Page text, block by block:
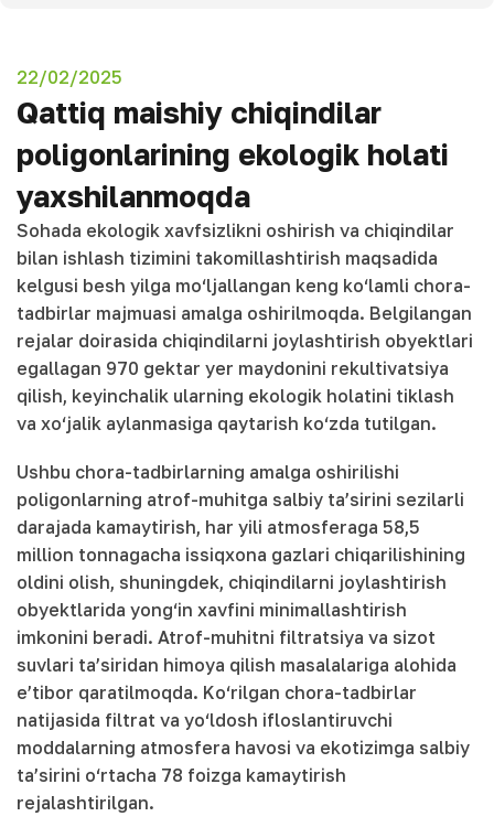
22/02/2025
Qattiq maishiy chiqindilar
poligonlarining ekologik holati
yaxshilanmoqda
Sohada ekologik xavfsizlikni oshirish va chiqindilar
bilan ishlash tizimini takomillashtirish maqsadida
kelgusi besh yilga mo‘ljallangan keng ko‘lamli chora-
tadbirlar majmuasi amalga oshirilmoqda. Belgilangan
rejalar doirasida chiqindilarni joylashtirish obyektlari
egallagan 970 gektar yer maydonini rekultivatsiya
qilish, keyinchalik ularning ekologik holatini tiklash
va xo‘jalik aylanmasiga qaytarish ko‘zda tutilgan.
Ushbu chora-tadbirlarning amalga oshirilishi
poligonlarning atrof-muhitga salbiy ta’sirini sezilarli
darajada kamaytirish, har yili atmosferaga 58,5
million tonnagacha issiqxona gazlari chiqarilishining
oldini olish, shuningdek, chiqindilarni joylashtirish
obyektlarida yong‘in xavfini minimallashtirish
imkonini beradi. Atrof-muhitni filtratsiya va sizot
suvlari ta’siridan himoya qilish masalalariga alohida
e’tibor qaratilmoqda. Ko‘rilgan chora-tadbirlar
natijasida filtrat va yo‘ldosh ifloslantiruvchi
moddalarning atmosfera havosi va ekotizimga salbiy
ta’sirini o‘rtacha 78 foizga kamaytirish
rejalashtirilgan.